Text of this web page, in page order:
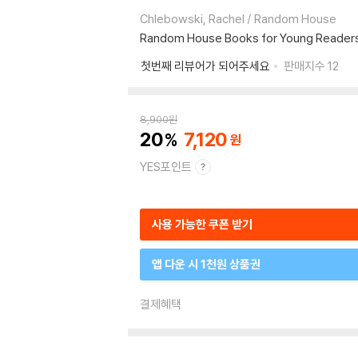
Chlebowski, Rachel / Random House
Random House Books for Young
첫번째 리뷰어가 되어주세요
판매지수 12
8,900원
20 7,120
YES포인트
사용 가능한 쿠폰 받기
앱 다운 시 1천원 상품권
결제혜택